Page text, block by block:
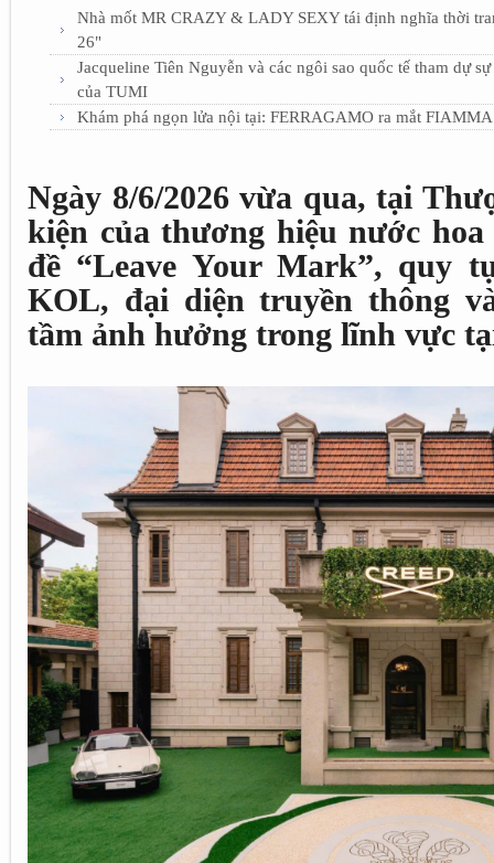
Nhà mốt MR CRAZY & LADY SEXY tái định nghĩa thời
26"
Jacqueline Tiên Nguyễn và các ngôi sao quốc tế tham dự
của TUMI
Khám phá ngọn lửa nội tại: FERRAGAMO ra mắt
Ngày 8/6/2026 vừa qua, tại
kiện của thương hiệu nước
đề “Leave Your Mark”, quy
KOL, đại diện truyền thông
tầm ảnh hưởng trong lĩnh vực